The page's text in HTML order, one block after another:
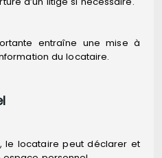
entraîne une mise à
du locataire.
le locataire peut déclarer et